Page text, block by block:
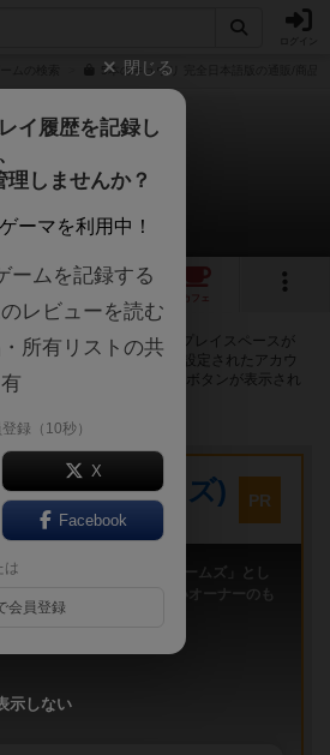
5本のキュウリ 完全日本語版の通販/商品
のキュウリ
カフェ/スペースが提供中
31
カフェ
きるボードゲームカフェ・プレイスペースが
プロフィールの都道府県が設定されたアカウ
道府県内の店舗に絞り込むボタンが表示され
:キウイゲームズ)
央2-8-2 永田中央ビル2階
PR
月大阪日本橋で「キウイゲームズ」とし
ムカフェです。 今は新しいオーナーのも
閉じる
イ履歴を記録し
理しませんか？
ーマを利用中！
ームを記録する
レビューを読む
所有リストの共
有
録（10秒）
X
Facebook
は
会員登録
示しない